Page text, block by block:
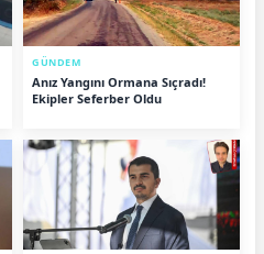
GÜNDEM
Anız Yangını Ormana Sıçradı!
Ekipler Seferber Oldu